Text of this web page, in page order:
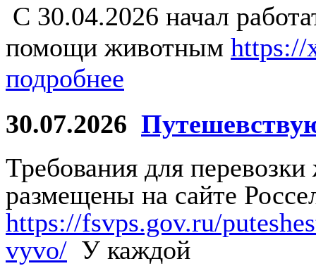
С 30.04.2026 начал
помощи животным https://
подробнее
30.07.2026
Требования для
размещены на сайте
https://fsvps.gov.ru/
vyvo/ У каждой